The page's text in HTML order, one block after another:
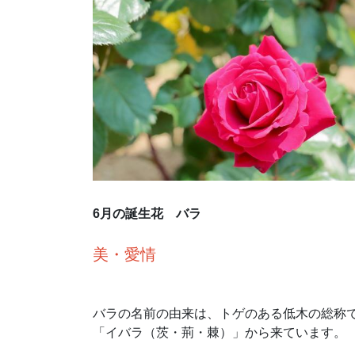
6月の誕生花 バラ
美・愛情
バラの名前の由来は、トゲのある低木の総称
「イバラ（茨・荊・棘）」から来ています。